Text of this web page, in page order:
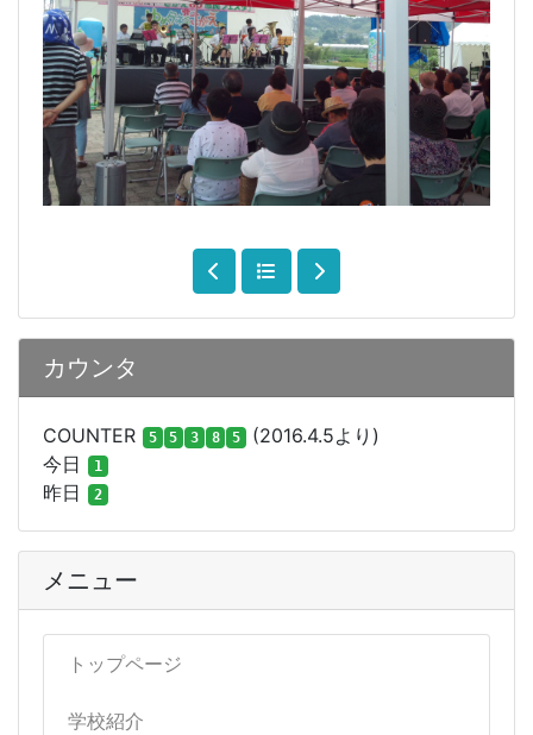
メニュー
トップページ
学校紹介
カウンタ
COUNTER 5 5 3 8 5 (2016.4.5より)
今日
1
昨日 2